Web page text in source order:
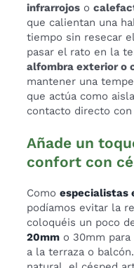
infrarrojos o
que calientan una
tiempo sin resecar
pasar el rato en la
alfombra exterior o
mantener una
que actúa como
contacto directo
Añade un
confort con
Comoespecialistas
podíamos evitar la
coloquéis un poco
20mm o 30mm
a la terraza o